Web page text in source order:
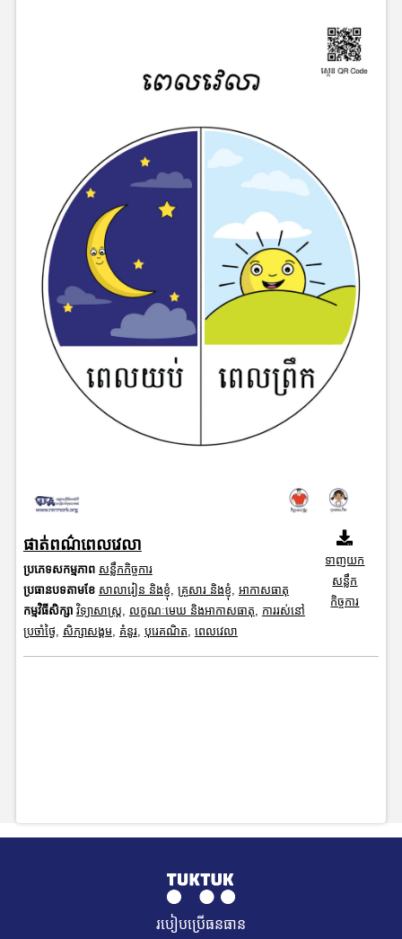
ផាត់ពណ៌ពេលវេលា
ប្រភេទសកម្មភាព សន្លឹកកិច្ចការ
ប្រធានបទតាមខែ សាលារៀន និងខ្ញុំ គ្រួសារ និងខ្ញុំ អាកាសធាតុ
កម្មវិធីសិក្សា វិទ្យាសាស្រ្ត លក្ខណៈមេឃ និងអាកាសធាតុ
ការរស់នៅ
ប្រចាំថ្ងៃ
សិក្សាសង្គម, គំនូរ, បុរេគណិត ពេលវេលា
ទាញយក
សន្លឹក
កិច្ចការ
របៀបប្រើធនធាន